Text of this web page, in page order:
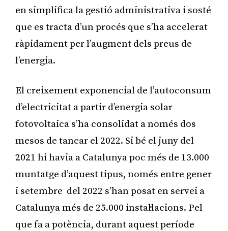
en simplifica la gestió administrativa i sosté
que es tracta d’un procés que s’ha accelerat
ràpidament per l’augment dels preus de
l’energia.
El creixement exponencial de l’autoconsum
d’electricitat a partir d’energia solar
fotovoltaica s’ha consolidat a només dos
mesos de tancar el 2022. Si bé el juny del
2021 hi havia a Catalunya poc més de 13.000
muntatge d’aquest tipus, només entre gener
i setembre del 2022 s’han posat en servei a
Catalunya més de 25.000 instal·lacions. Pel
que fa a potència, durant aquest període